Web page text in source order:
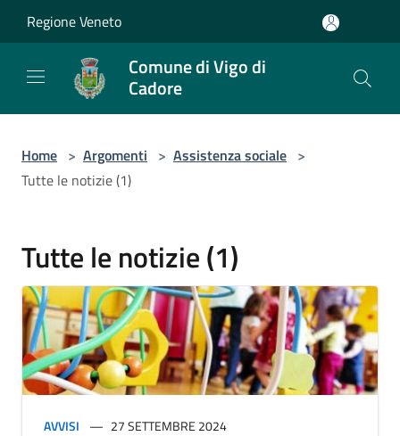
Regione Veneto
Comune di Vigo di
Cadore
Home > Argomenti > Assistenza sociale >
Tutte le notizie (1)
Tutte le notizie (1)
AVVISI 27 SETTEMBRE 2024